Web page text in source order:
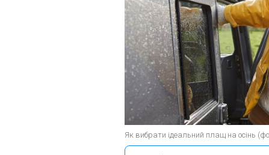
Як вибрати ідеальний плащ на осінь